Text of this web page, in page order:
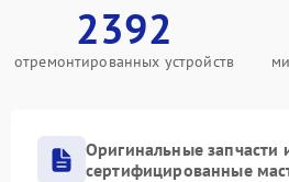
2392
отремонтированных устройств
Оригинальные запчасти
сертифицированные